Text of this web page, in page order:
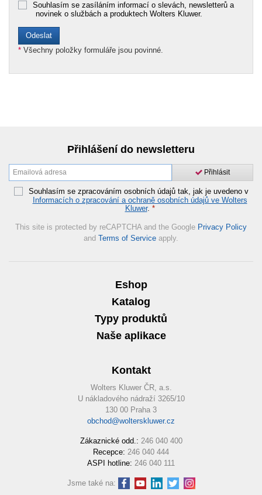
Souhlasím se zasíláním informací o slevách, newsletterů a
novinek o službách a produktech Wolters Kluwer.
* Všechny položky formuláře jsou povinné.
Přihlášení do newsletteru
Přihlásit
Souhlasím se zpracováním osobních údajů tak, jak je uvedeno v
Informacích o zpracování a ochraně osobních údajů ve Wolters
Kluwer. *
This site is protected by reCAPTCHA and the Google Privacy Policy
and Terms of Service apply.
Eshop
Katalog
Typy produktů
Naše aplikace
Kontakt
Wolters Kluwer ČR, a.s.
U nákladového nádraží 3265/10
130 00 Praha 3
obchod@wolterskluwer.cz
Zákaznické odd.: 246 040 400
Recepce: 246 040 444
ASPI hotline: 246 040 111
Jsme také na: